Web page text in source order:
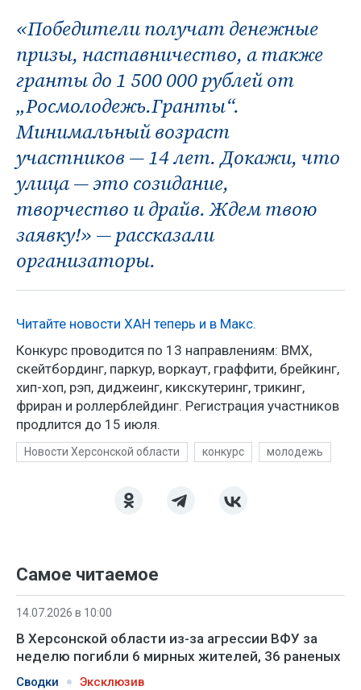
«Победители получат денежные
призы, наставничество, а также
гранты до 1 500 000 рублей от
„Росмолодежь.Гранты“.
Минимальный возраст
участников — 14 лет. Докажи, что
улица — это созидание,
творчество и драйв. Ждем твою
заявку!» — рассказали
организаторы.
Читайте новости ХАН теперь и в Макс.
Конкурс проводится по 13 направлениям: BMX,
скейтбординг, паркур, воркаут, граффити, брейкинг,
хип-хоп, рэп, диджеинг, кикскутеринг, трикинг,
фриран и роллерблейдинг. Регистрация участников
продлится до 15 июля.
Новости Херсонской области конкурс молодежь
Самое читаемое
14.07.2026 в 10:00
В Херсонской области из-за агрессии ВФУ за
неделю погибли 6 мирных жителей, 36 раненых
Сводки Эксклюзив